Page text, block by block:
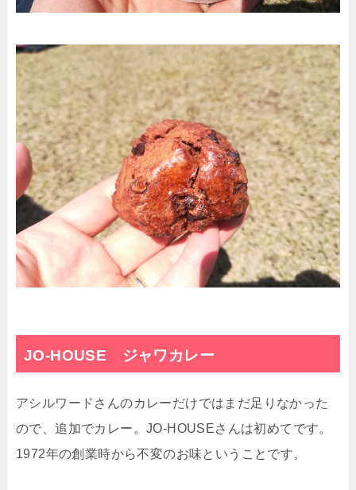
JO-HOUSE ジャワカレー
アシルワードさんのカレーだけではまだ足りなかった
ので、追加でカレー。JO-HOUSEさんは初めてです。
1972年の創業時から不変のお味ということです。